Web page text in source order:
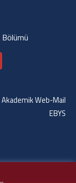
Akademik Web-Mail
EBYS